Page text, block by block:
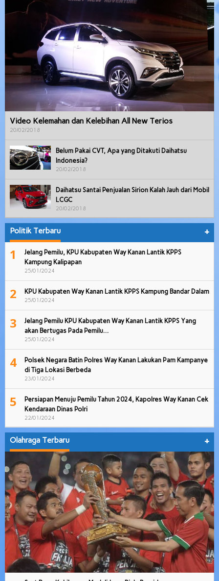
Video Kelemahan dan Kelebihan All New Terios
20/02/2018
Belum Pakai CVT, Apa yang Ditakuti Daihatsu
Indonesia?
20/02/2018
Daihatsu Santai Penjualan Sirion Kalah Jauh dari Mobil
LCGC
20/02/2018
Politik Terbaru +
1
Jelang Pemilu, KPU Kabupaten Way Kanan Lantik KPPS
Kampung Kalipapan
25/01/2024
2 KPU Kabupaten Way Kanan Lantik KPPS Kampung Bandar Dalam
25/01/2024
3
Jelang Pemilu KPU Kabupaten Way Kanan Lantik KPPS Yang
akan Bertugas Pada Pemilu…
25/01/2024
4
Polsek Negara Batin Polres Way Kanan Lakukan Pam Kampanye
di Tiga Lokasi Berbeda
23/01/2024
5
Persiapan Menuju Pemilu Tahun 2024, Kapolres Way Kanan Cek
Kendaraan Dinas Polri
22/01/2024
Olahraga Terbaru +